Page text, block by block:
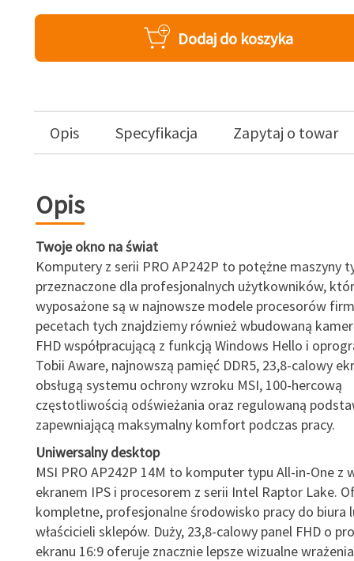
Dodaj do koszyka
Opis Specyfikacja Zapytaj o towar
Opis
Twoje okno na świat
Komputery z serii PRO AP242P to potężne maszyny
przeznaczone dla profesjonalnych użytkowników,
wyposażone są w najnowsze modele procesorów
pecetach tych znajdziemy również wbudowaną
FHD współpracującą z funkcją Windows Hello i
Tobii Aware, najnowszą pamięć DDR5, 23,8-calowy
obsługą systemu ochrony wzroku MSI, 100-hercową
częstotliwością odświeżania oraz regulowaną
zapewniającą maksymalny komfort podczas pracy.
Uniwersalny desktop
MSI PRO AP242P 14M to komputer typu All-in-One z
ekranem IPS i procesorem z serii Intel Raptor Lake.
kompletne, profesjonalne środowisko pracy do biura
właścicieli sklepów. Duży, 23,8-calowy panel FHD o
ekranu 16:9 oferuje znacznie lepsze wizualne